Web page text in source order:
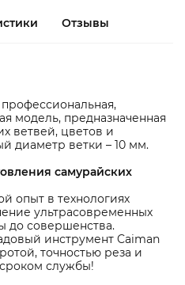
Отзывы
модель, предназначенная
ветвей, цветов и
диаметр ветки – 10 мм.
самурайских
опыт в технологиях
ультрасовременных
до совершенства.
инструмент Caiman
точностью реза и
службы!